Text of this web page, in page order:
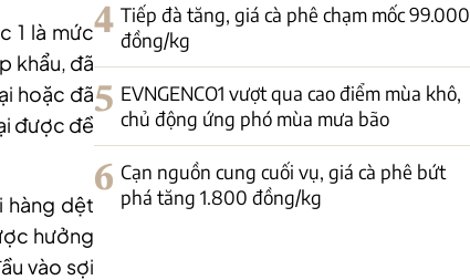
1 là mức
khẩu, đã
hoặc đã
được đề
hàng dệt
hưởng
vào sợi
4 Tiếp đà tăng, giá cà phê chạm mốc 99.000
đồng/kg
5 EVNGENCO1 vượt qua cao điểm mùa khô,
chủ động ứng phó mùa mưa bão
6 Cạn nguồn cung cuối vụ, giá cà phê bứt
phá tăng 1.800 đồng/kg